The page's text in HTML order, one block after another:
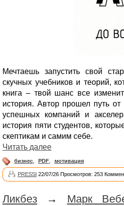
Мечтаешь запустить свой
скучных учебников и теорий,
книга – твой шанс все
история. Автор прошел путь
успешных компаний и
история пяти студентов,
скептикам и самим себе.
Читать далее
бизнес PDF мотивация
PRESSI 22/07/26 Просмотров: 253
Ликбез → Марк